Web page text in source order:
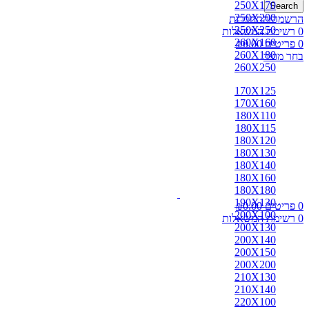
Search
הרשמה/התחברות
0 רשימת המשאלות
0 פריטים ₪0.00
בחר מוצר
0 פריטים ₪0.00
0 רשימת המשאלות
250X170
250X200
250X250
260X160
260X180
260X250
170X125
170X160
180X110
180X115
180X120
180X130
180X140
180X160
180X180
190X130
200X100
200X130
200X140
200X150
200X200
210X130
210X140
220X100